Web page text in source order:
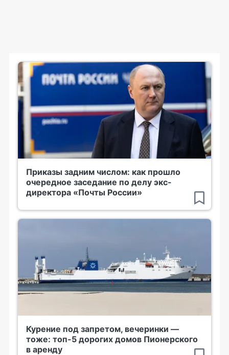
Приказы задним числом: как прошло
очередное заседание по делу экс-
директора «Почты России»
Курение под запретом, вечеринки —
тоже: топ-5 дорогих домов Пионерского
в аренду